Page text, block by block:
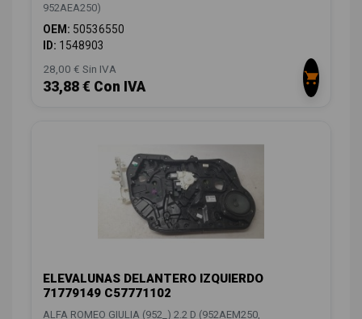
952AEA250)
OEM: 50536550
ID: 1548903
28,00 € Sin IVA
33,88 € Con IVA
ELEVALUNAS DELANTERO IZQUIERDO
71779149 C57771102
ALFA ROMEO GIULIA (952_) 2.2 D (952AEM250,